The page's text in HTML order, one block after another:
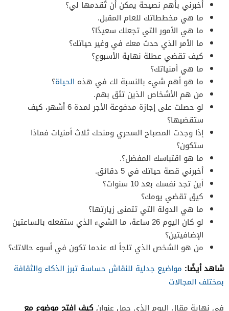
أخبرني بأهم نصيحة يمكن أن تُقدمها لي؟
ما هي مخططاتك للعام المقبل.
ما هي الأمور التي تجعلك سعيدًا؟
ما الأمر الذي حدث معك في وغير حياتك؟
كيف تقضي عطلة نهاية الأسبوع؟
ما هي أمنياتك؟
ما هو أهم شيء بالنسبة لك في هذه الحياة؟
من هم الأشخاص الذين تثق بهم.
لو حصلت على إجازة مدفوعة الأجر لمدة 6 أشهر، كيف
ستقضيها؟
إذا وجدت المصباح السحري ومنحك ثلاث أمنيات فماذا
ستكون؟
ما هو اقتباسك المفضل؟.
أخبرني قصة حياتك في 5 دقائق.
أين تجد نفسك بعد 10 سنوات؟
كيق تقضي يومك؟
ما هي الدولة التي تتمنى زيارتها؟
لو كان اليوم 26 ساعة، ما الشيء الذي ستفعله بالساعتين
الإضافيتين؟
من هو الشخص الذي تلجأ له عندما تكون في أسوء حالاتك؟
شاهد أيضًا: مواضيع جدلية للنقاش حساسة تبرز الذكاء والثقافة
بمختلف المجالات
في نهاية مقال اليوم الذي حمل عنوان كيف افتح موضوع مع